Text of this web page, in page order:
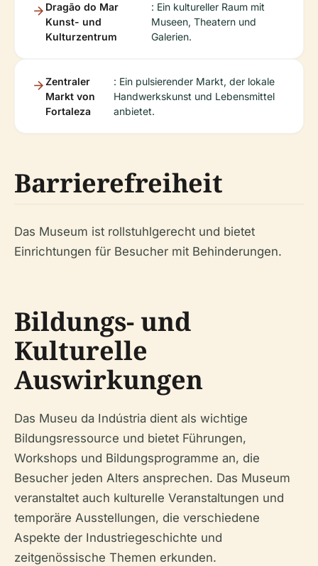
Dragão do Mar
Kunst- und
Kulturzentrum
: Ein kultureller Raum mit
Museen, Theatern und
Galerien.
Zentraler
Markt von
Fortaleza
: Ein pulsierender Markt, der lokale
Handwerkskunst und Lebensmittel
anbietet.
Barrierefreiheit
Das Museum ist rollstuhlgerecht und bietet
Einrichtungen für Besucher mit Behinderungen.
Bildungs- und
Kulturelle
Auswirkungen
Das Museu da Indústria dient als wichtige
Bildungsressource und bietet Führungen,
Workshops und Bildungsprogramme an, die
Besucher jeden Alters ansprechen. Das Museum
veranstaltet auch kulturelle Veranstaltungen und
temporäre Ausstellungen, die verschiedene
Aspekte der Industriegeschichte und
zeitgenössische Themen erkunden.